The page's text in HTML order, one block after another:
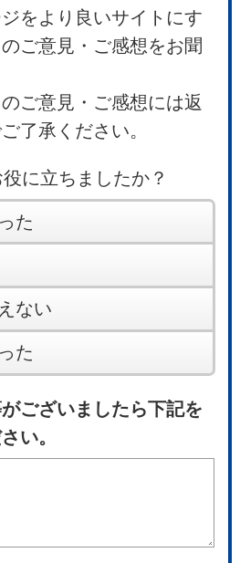
をより良いサイトにす
ご意見・ご感想をお聞
ご意見・ご感想には返
了承ください。
に立ちましたか？
た
ない
た
ございましたら下記を
い。